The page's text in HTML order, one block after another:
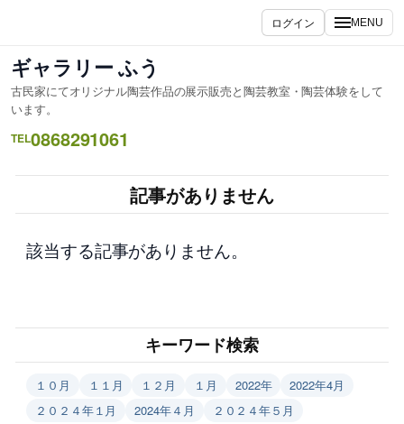
ス
キ
ッ
プ
ログイン MENU
ギャラリー ふう
古民家にてオリジナル陶芸作品の展示販売と陶芸教室・陶芸体験をして
います。
TEL0868291061
記事がありません
該当する記事がありません。
キーワード検索
１０月 １１月 １２月 １月 2022年
2022年4月
２０２４年１月
2024年４月
２０２４年５月